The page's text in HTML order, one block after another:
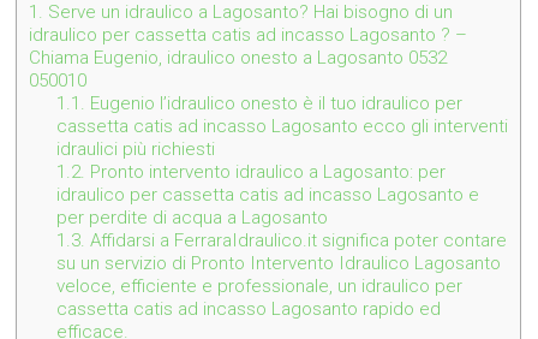
1. Serve un idraulico a Lagosanto? Hai bisogno di un
idraulico per cassetta catis ad incasso Lagosanto ? –
Chiama Eugenio, idraulico onesto a Lagosanto 0532
050010
1.1. Eugenio l’idraulico onesto è il tuo idraulico per
cassetta catis ad incasso Lagosanto ecco gli interventi
idraulici più richiesti
1.2. Pronto intervento idraulico a Lagosanto: per
idraulico per cassetta catis ad incasso Lagosanto e
per perdite di acqua a Lagosanto
1.3. Affidarsi a FerraraIdraulico.it significa poter contare
su un servizio di Pronto Intervento Idraulico Lagosanto
veloce, efficiente e professionale, un idraulico per
cassetta catis ad incasso Lagosanto rapido ed
efficace.